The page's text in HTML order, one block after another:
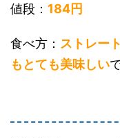
値段： 184円
食べ方： ストレー
もとても美味しい